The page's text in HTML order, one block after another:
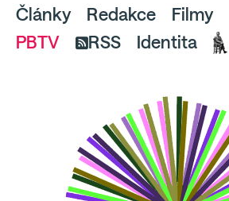
Články
Redakce Filmy
PBTV
RSS Identita